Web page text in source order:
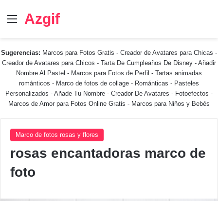
Menú
Azgif
Sugerencias: Marcos para Fotos Gratis - Creador de Avatares para Chicas -
Creador de Avatares para Chicos - Tarta De Cumpleaños De Disney - Añadir
Nombre Al Pastel - Marcos para Fotos de Perfil - Tartas animadas
románticos - Marco de fotos de collage - Románticas - Pasteles
Personalizados - Añade Tu Nombre - Creador De Avatares - Fotoefectos -
Marcos de Amor para Fotos Online Gratis - Marcos para Niños y Bebés
Marco de fotos rosas y flores
rosas encantadoras marco de
foto